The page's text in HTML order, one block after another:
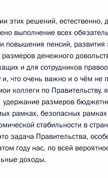
этих решений, естественно,
выполнение всех
повышения пенсий, развития
денежного
и для сотрудников
и, что очень важно и о чём не
коллеги по Правительству,
удержание размеров
рамках, безопасных
стабильности в
задача Правительства,
году нас, по всей
доходы.